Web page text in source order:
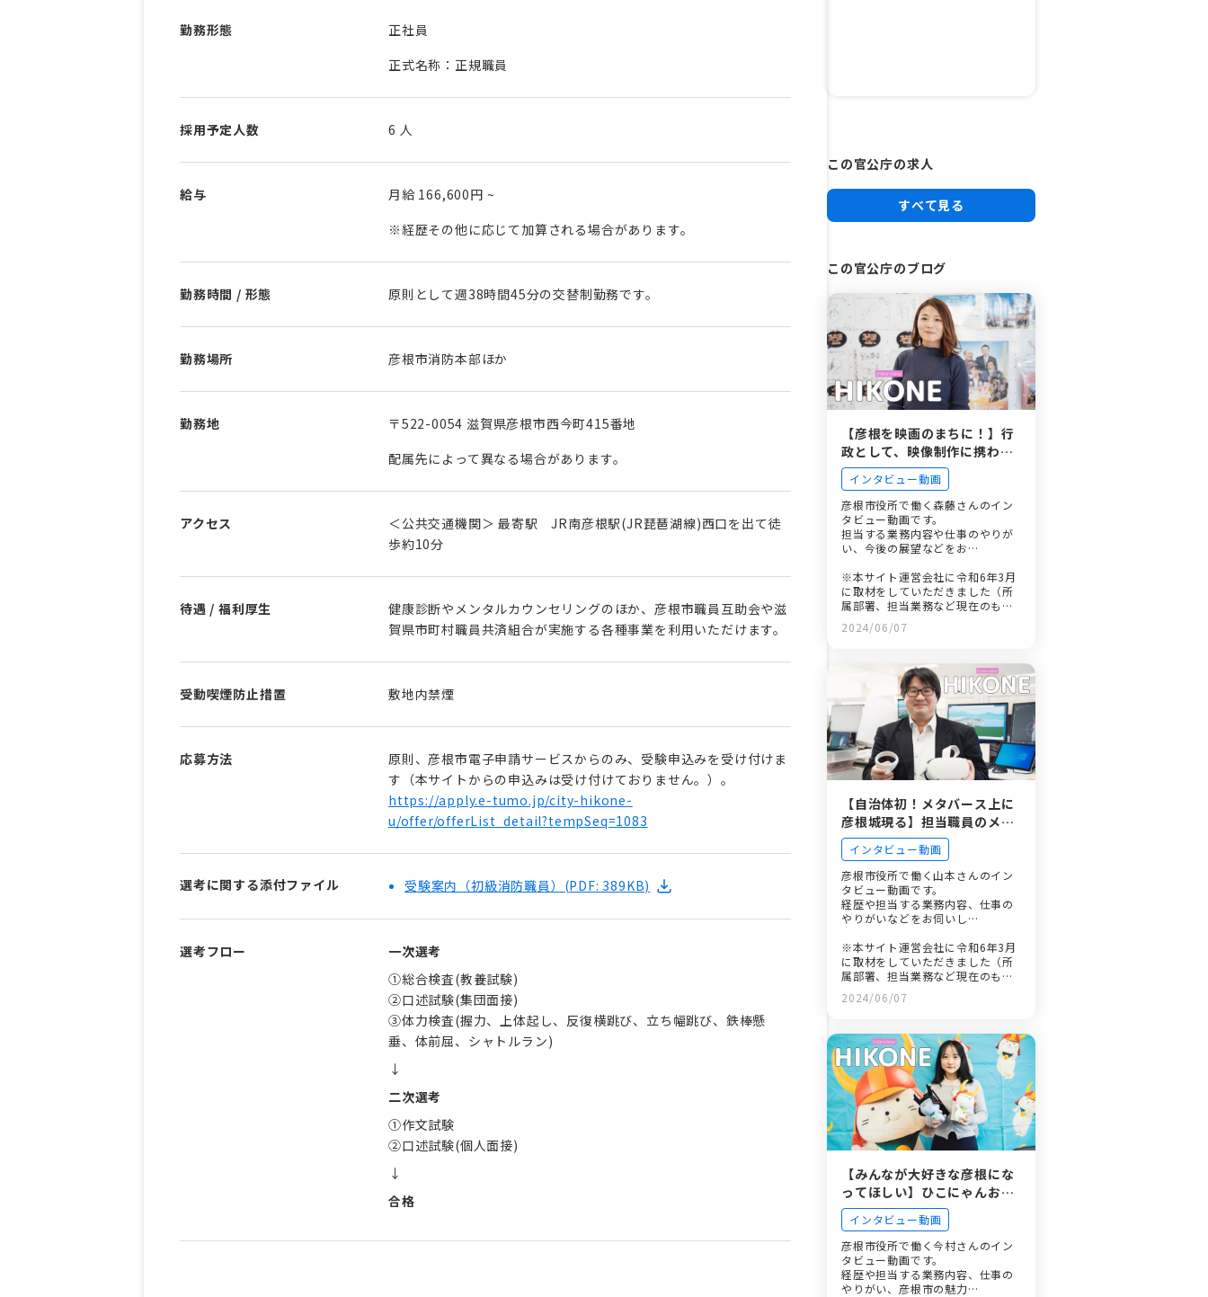
勤務形態
正社員
正式名称：正規職員
採用予定人数 6 人
給与 月給 166,600円 ~
※経歴その他に応じて加算される場合があります。
勤務時間 / 形態 原則として週38時間45分の交替制勤務です。
勤務場所 彦根市消防本部ほか
勤務地
〒522-0054 滋賀県彦根市西今町415番地
配属先によって異なる場合があります。
アクセス
＜公共交通機関＞ 最寄駅 JR南彦根駅(JR琵琶湖線)⻄⼝を出て徒
歩約10分
待遇 / 福利厚生
健康診断やメンタルカウンセリングのほか、彦根市職員互助会や滋
賀県市町村職員共済組合が実施する各種事業を利⽤いただけます。
受動喫煙防止措置 敷地内禁煙
応募方法
原則、彦根市電⼦申請サービスからのみ、受験申込みを受け付けま
す（本サイトからの申込みは受け付けておりません。）。
https://apply.e-tumo.jp/city-hikone-
u/offer/offerList_detail?tempSeq=1083
選考に関する添付ファイル 受験案内（初級消防職員） (PDF: 389KB)
選考フロー
一次選考
①総合検査(教養試験)
②口述試験(集団面接)
③体力検査(握力、上体起し、反復横跳び、立ち幅跳び、鉄棒懸
垂、体前屈、シャトルラン)
↓
二次選考
①作文試験
②口述試験(個人面接)
↓
合格
この官公庁の求人
すべて見る
この官公庁のブログ
【彦根を映画のまちに！】行
政として、映像制作に携わる
フィルムコミッション室職員
のやりがいとは
インタビュー動画
彦根市役所で働く森藤さんのイン
タビュー動画です。
担当する業務内容や仕事のやりが
い、今後の展望などをお…
※本サイト運営会社に令和6年3月
に取材をしていただきました（所
属部署、担当業務など現在のもの
と異なっている場合がありま
す。）。
2024/06/07
【自治体初！メタバース上に
彦根城現る】担当職員のメタ
バースを通じた新たな挑戦
インタビュー動画
彦根市役所で働く山本さんのイン
タビュー動画です。
経歴や担当する業務内容、仕事の
やりがいなどをお伺いし…
※本サイト運営会社に令和6年3月
に取材をしていただきました（所
属部署、担当業務など現在のもの
と異なっている場合がありま
す。）。
2024/06/07
【みんなが大好きな彦根にな
ってほしい】ひこにゃんお世
話係を担当する職員が感じる
彦根市の魅力とは
インタビュー動画
彦根市役所で働く今村さんのイン
タビュー動画です。
経歴や担当する業務内容、仕事の
やりがい、彦根市の魅力…